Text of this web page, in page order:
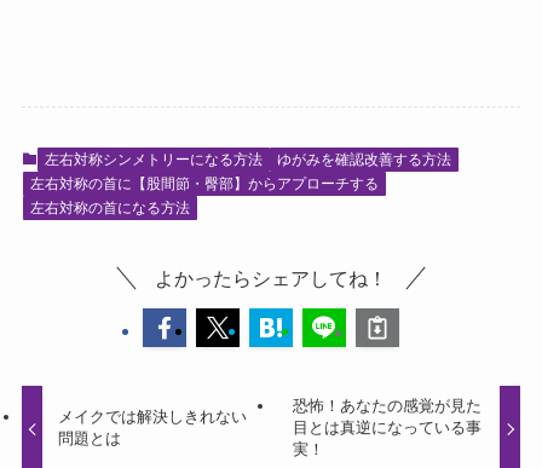
左右対称シンメトリーになる方法
ゆがみを確認改善する方法
左右対称の首に【股間節・臀部】からアプローチする
左右対称の首になる方法
よかったらシェアしてね！
メイクでは解決しきれない
問題とは
恐怖！あなたの感覚が見た
目とは真逆になっている事
実！